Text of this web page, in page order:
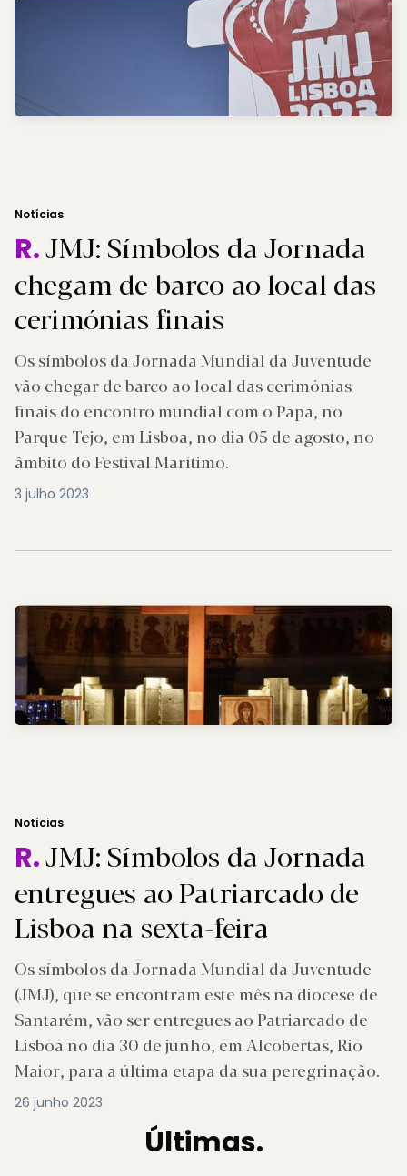
Notícias
R.JMJ: Símbolos da Jornada
chegam de barco ao local das
cerimónias finais
Os símbolos da Jornada Mundial da Juventude
vão chegar de barco ao local das cerimónias
finais do encontro mundial com o Papa, no
Parque Tejo, em Lisboa, no dia 05 de agosto, no
âmbito do Festival Marítimo.
3 julho 2023
Notícias
R.JMJ: Símbolos da Jornada
entregues ao Patriarcado de
Lisboa na sexta-feira
Os símbolos da Jornada Mundial da Juventude
(JMJ), que se encontram este mês na diocese de
Santarém, vão ser entregues ao Patriarcado de
Lisboa no dia 30 de junho, em Alcobertas, Rio
Maior, para a última etapa da sua peregrinação.
26 junho 2023
Últimas.